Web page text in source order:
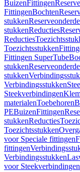
BuizenFittingen
FittingenBochten
stukken
stukkenReducties
Reducties
Toezichtsstukken
Fittingen SuperTube
stukken
stukken
Verbindingsstukken
Steekverbindingen
materialenToebehoren
PEBuizenFittingen
stukkenReducties
Toezichtsstukken
voor Speciale fittingen
fittingen
Verbindingsstukken
voor Steekverbindingen